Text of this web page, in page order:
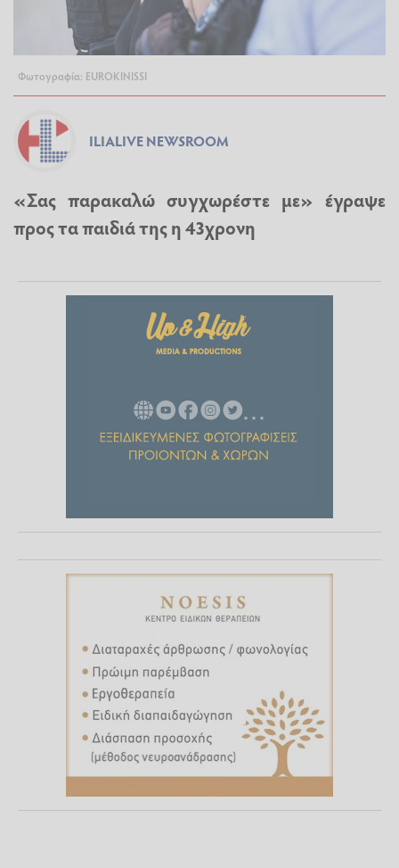
Φωτογραφία: EUROKINISSI
ILIALIVE NEWSROOM
«Σας παρακαλώ συγχωρέστε με» έγραψε
προς τα παιδιά της η 43χρονη